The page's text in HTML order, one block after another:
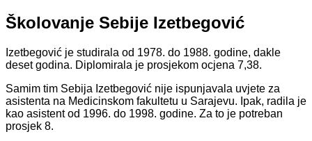
Školovanje Sebije Izetbegović
Izetbegović je studirala od 1978. do 1988. godine, dakle
deset godina. Diplomirala je prosjekom ocjena 7,38.
Samim tim Sebija Izetbegović nije ispunjavala uvjete za
asistenta na Medicinskom fakultetu u Sarajevu. Ipak, radila je
kao asistent od 1996. do 1998. godine. Za to je potreban
prosjek 8.